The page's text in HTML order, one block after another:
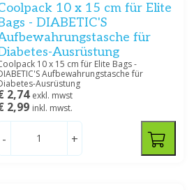
10 x 15 cm für Elite
- DIABETIC'S
für
Ausrüstung
10 x 15 cm für Elite Bags -
Aufbewahrungstasche für
Ausrüstung
2,74 exkl. mwst
2,99 inkl. mwst.
- +